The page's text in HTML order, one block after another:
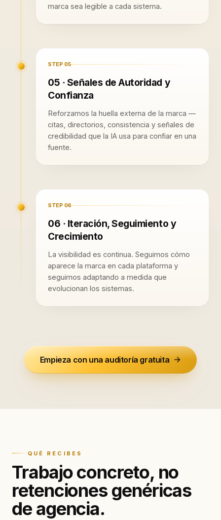
marca sea legible a cada sistema.
STEP 05
05 · Señales de Autoridad y
Confianza
Reforzamos la huella externa de la marca —
citas, directorios, consistencia y señales de
credibilidad que la IA usa para confiar en una
fuente.
STEP 06
06 · Iteración, Seguimiento y
Crecimiento
La visibilidad es continua. Seguimos cómo
aparece la marca en cada plataforma y
seguimos adaptando a medida que
evolucionan los sistemas.
Empieza con una auditoría gratuita
QUÉ RECIBES
Trabajo concreto, no
retenciones genéricas
de agencia.